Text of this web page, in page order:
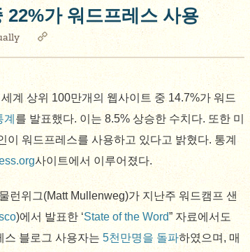
22%가 워드프레스 사용
계 상위 100만개의 웹사이트 중 14.7%가 워드
계 를 발표했다. 이는 8.5% 상승한 수치다. 또한 미
이 워드프레스를 사용하고 있다고 밝혔다. 통계
사이트에서 이루어졌다.
런위그(Matt Mullenweg)가 지난주 워드캠프 샌
)에서 발표한 ‘State of the Word” 자료에서도
스 블로그 사용자는5천만명을 돌파하였으며, 매